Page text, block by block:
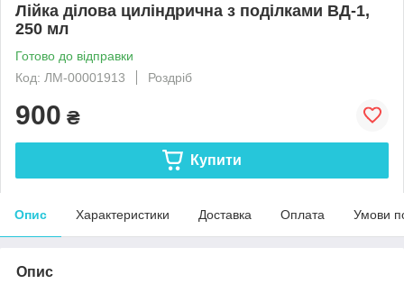
Лійка ділова циліндрична з поділками ВД-1,
250 мл
Готово до відправки
Код: ЛМ-00001913
Роздріб
900 ₴
Купити
Опис Характеристики Доставка Оплата Умови
Опис